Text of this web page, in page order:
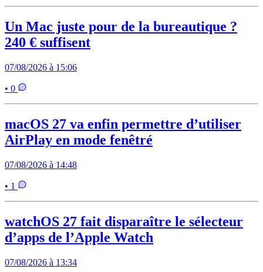
Un Mac juste pour de la bureautique ?
240 € suffisent
07/08/2026 à 15:06
• 0
macOS 27 va enfin permettre d’utiliser
AirPlay en mode fenêtré
07/08/2026 à 14:48
• 1
watchOS 27 fait disparaître le sélecteur
d’apps de l’Apple Watch
07/08/2026 à 13:34